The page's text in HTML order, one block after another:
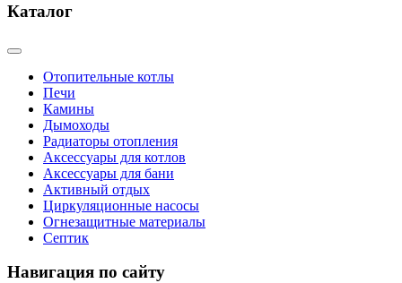
Каталог
Отопительные котлы
Печи
Камины
Дымоходы
Радиаторы отопления
Аксессуары для котлов
Аксессуары для бани
Активный отдых
Циркуляционные насосы
Огнезащитные материалы
Септик
Навигация по сайту